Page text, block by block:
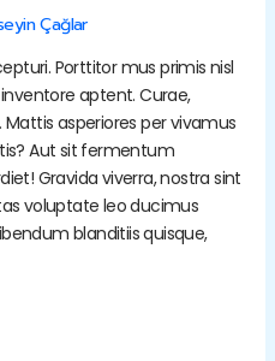
Çağlar
Porttitor mus primis nisl
aptent. Curae,
asperiores per vivamus
Aut sit fermentum
Gravida viverra, nostra sint
voluptate leo ducimus
blanditiis quisque,